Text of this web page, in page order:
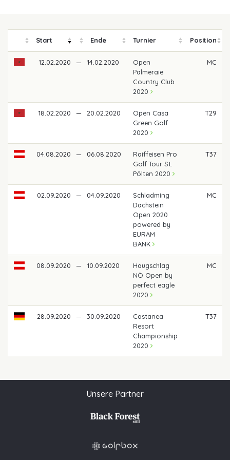
Start Ende Turnier Position
12.02.2020 — 14.02.2020
Open
Palmeraie
Country Club
2020
MC
18.02.2020 — 20.02.2020
Open Casa
Green Golf
2020
T29
04.08.2020 — 06.08.2020
Raiffeisen Pro
Golf Tour St.
Pölten 2020
T37
02.09.2020 — 04.09.2020
Schladming
Dachstein
Open 2020
powered by
EURAM
BANK
MC
08.09.2020 — 10.09.2020
Haugschlag
NÖ Open by
perfect eagle
2020
MC
28.09.2020 — 30.09.2020
Castanea
Resort
Championship
2020
T37
Unsere Partner